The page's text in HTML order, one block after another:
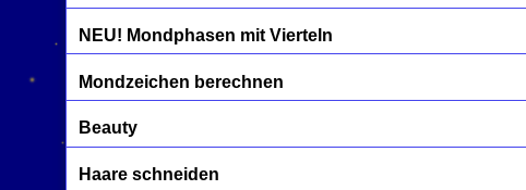
NEU! Mondphasen mit Vierteln
Mondzeichen berechnen
Beauty
Haare schneiden